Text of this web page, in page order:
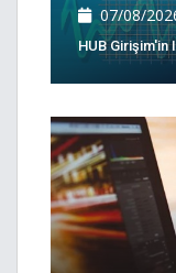
07/08/
HUB Girişim'in